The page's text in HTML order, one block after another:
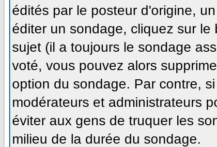
édités par le posteur d'origine,
éditer un sondage, cliquez sur
sujet (il a toujours le sondage
voté, vous pouvez alors
option du sondage. Par contre,
modérateurs et administrateurs
éviter aux gens de truquer les
milieu de la durée du sondage.